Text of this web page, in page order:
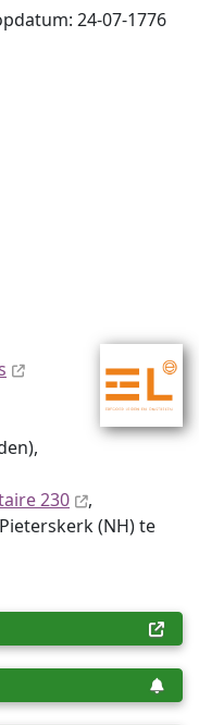
24-07-1776
230
,
(NH) te